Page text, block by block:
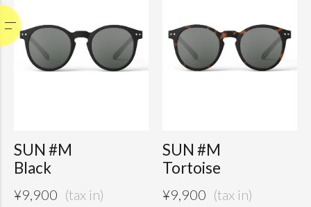
SUN #M
Black
¥9,900
SUN #M
Tortoise
¥9,900